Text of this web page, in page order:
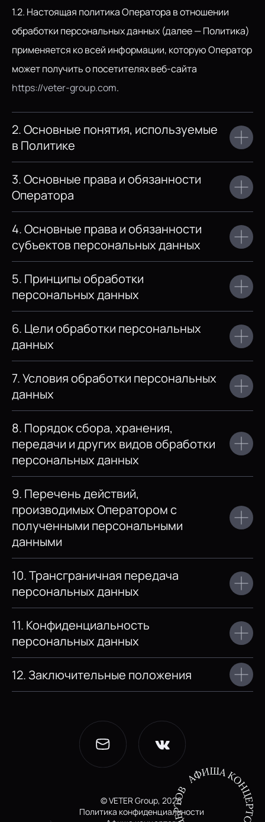
1.2. Настоящая политика Оператора в отношении
обработки персональных данных (далее — Политика)
применяется ко всей информации, которую Оператор
может получить о посетителях веб-сайта
https://veter-group.com.
2. Основные понятия, используемые
в Политике
3. Основные права и обязанности
Оператора
4. Основные права и обязанности
субъектов персональных данных
5. Принципы обработки
персональных данных
6. Цели обработки персональных
данных
7. Условия обработки персональных
данных
8. Порядок сбора, хранения,
передачи и других видов обработки
персональных данных
9. Перечень действий,
производимых Оператором с
полученными персональными
данными
10. Трансграничная передача
персональных данных
11. Конфиденциальность
персональных данных
12. Заключительные положения
© VETER Group, 2026
Политика конфиденциальности